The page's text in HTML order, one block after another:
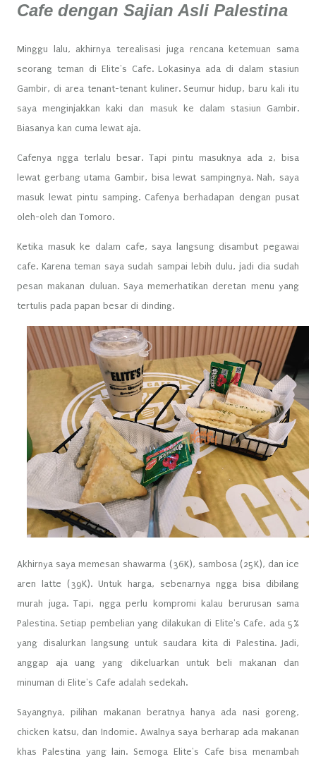
Cafe dengan Sajian Asli Palestina
Minggu lalu, akhirnya terealisasi juga rencana ketemuan sama
seorang teman di Elite's Cafe. Lokasinya ada di dalam stasiun
Gambir, di area tenant-tenant kuliner. Seumur hidup, baru kali itu
saya menginjakkan kaki dan masuk ke dalam stasiun Gambir.
Biasanya kan cuma lewat aja.
Cafenya ngga terlalu besar. Tapi pintu masuknya ada 2, bisa
lewat gerbang utama Gambir, bisa lewat sampingnya. Nah, saya
masuk lewat pintu samping. Cafenya berhadapan dengan pusat
oleh-oleh dan Tomoro.
Ketika masuk ke dalam cafe, saya langsung disambut pegawai
cafe. Karena teman saya sudah sampai lebih dulu, jadi dia sudah
pesan makanan duluan. Saya memerhatikan deretan menu yang
tertulis pada papan besar di dinding.
Akhirnya saya memesan shawarma (36K), sambosa (25K), dan ice
aren latte (39K). Untuk harga, sebenarnya ngga bisa dibilang
murah juga. Tapi, ngga perlu kompromi kalau berurusan sama
Palestina. Setiap pembelian yang dilakukan di Elite's Cafe, ada 5%
yang disalurkan langsung untuk saudara kita di Palestina. Jadi,
anggap aja uang yang dikeluarkan untuk beli makanan dan
minuman di Elite's Cafe adalah sedekah.
Sayangnya, pilihan makanan beratnya hanya ada nasi goreng,
chicken katsu, dan Indomie. Awalnya saya berharap ada makanan
khas Palestina yang lain. Semoga Elite's Cafe bisa menambah